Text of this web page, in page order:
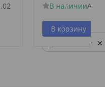
В наличии
В корзину
Privacy notice